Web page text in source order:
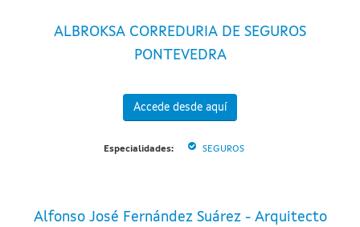
ALBROKSA CORREDURIA DE SEGUROS
PONTEVEDRA
Accede desde aquí
Especialidades: SEGUROS
Alfonso José Fernández Suárez - Arquitecto